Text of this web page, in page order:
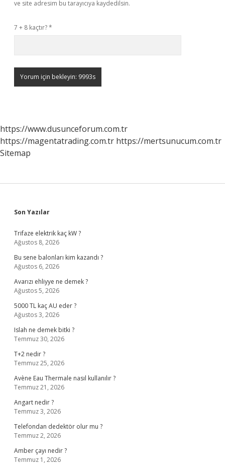
ve site adresim bu tarayıcıya kaydedilsin.
7 + 8 kaçtır?*
https://www.dusunceforum.com.tr
https://magentatrading.com.tr https://mertsunucum.com.tr
Sitemap
Sidebar
Son Yazılar
Trifaze elektrik kaç kW ?
Ağustos 8, 2026
Bu sene balonları kim kazandı ?
Ağustos 6, 2026
Avarızı ehliyye ne demek ?
Ağustos 5, 2026
5000 TL kaç AU eder ?
Ağustos 3, 2026
Islah ne demek bitki ?
Temmuz 30, 2026
T+2 nedir ?
Temmuz 25, 2026
Avène Eau Thermale nasıl kullanılır ?
Temmuz 21, 2026
Angart nedir ?
Temmuz 3, 2026
Telefondan dedektör olur mu ?
Temmuz 2, 2026
Amber çayı nedir ?
Temmuz 1, 2026